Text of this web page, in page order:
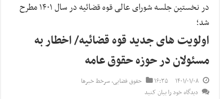
در نخستین جلسه شورای عالی قوه قضائیه در سال ۱۴۰۱ مطرح
شد؛
اولویت های جدید قوه قضائیه/ اخطار به
مسئولان در حوزه حقوق عامه
۱۴۰۱/۰۱/۰۸ ۱۶:۳۵ حقوق قضایی,سرخط خبرها
دیدگاه خود را بیان کنید